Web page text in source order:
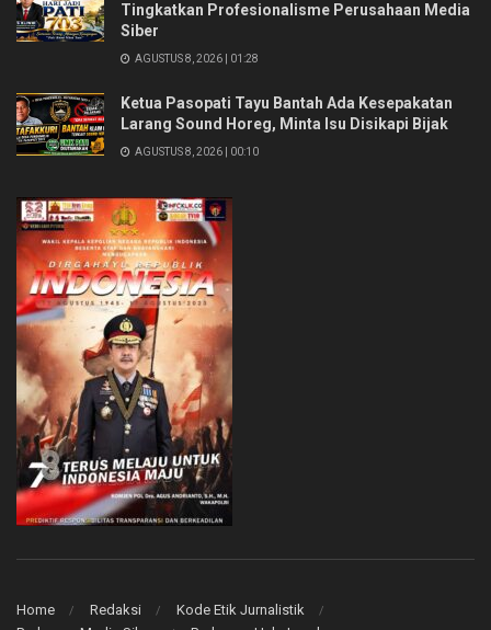
Tingkatkan Profesionalisme Perusahaan Media
Siber
AGUSTUS 8, 2026 | 01:28
Ketua Pasopati Tayu Bantah Ada Kesepakatan
Larang Sound Horeg, Minta Isu Disikapi Bijak
AGUSTUS 8, 2026 | 00:10
Home Redaksi
Kode Etik Jurnalistik